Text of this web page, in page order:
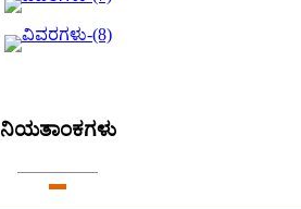
ನಿಯತಾಂಕಗಳು